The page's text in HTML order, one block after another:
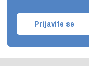
Prijavite se